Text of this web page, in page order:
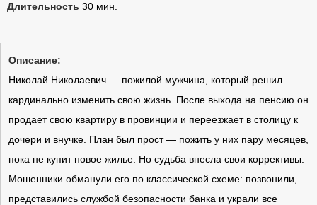
Длительность 30 мин.
Описание:
Николай Николаевич — пожилой мужчина, который решил
кардинально изменить свою жизнь. После выхода на пенсию он
продает свою квартиру в провинции и переезжает в столицу к
дочери и внучке. План был прост — пожить у них пару месяцев,
пока не купит новое жилье. Но судьба внесла свои коррективы.
Мошенники обманули его по классической схеме: позвонили,
представились службой безопасности банка и украли все